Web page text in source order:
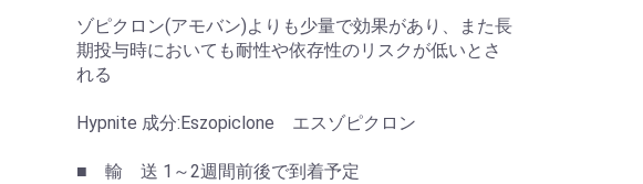
ゾピクロン(アモバン)よりも少量で効果があり、また長
期投与時においても耐性や依存性のリスクが低いとさ
れる
Hypnite 成分:Eszopiclone エスゾピクロン
■ 輸 送 1～2週間前後で到着予定